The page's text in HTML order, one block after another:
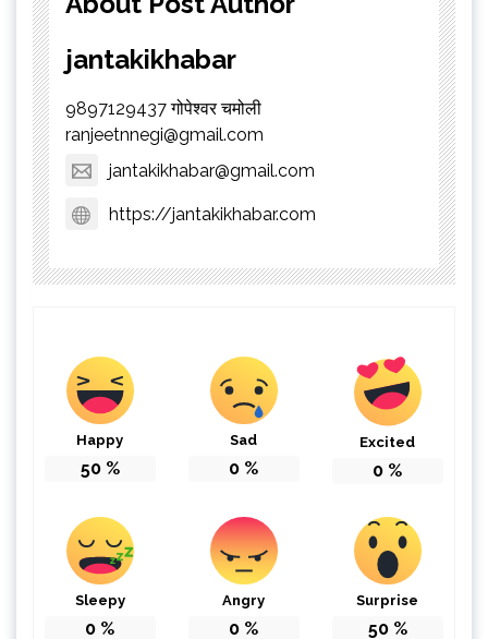
jantakikhabar
9897129437 गोपेश्वर चमोली
ranjeetnnegi@gmail.com
jantakikhabar@gmail.com
https://jantakikhabar.com
Happy
50%
Sad
0 %
Excited
0 %
Sleepy
0 %
Angry
0 %
Surprise
50%